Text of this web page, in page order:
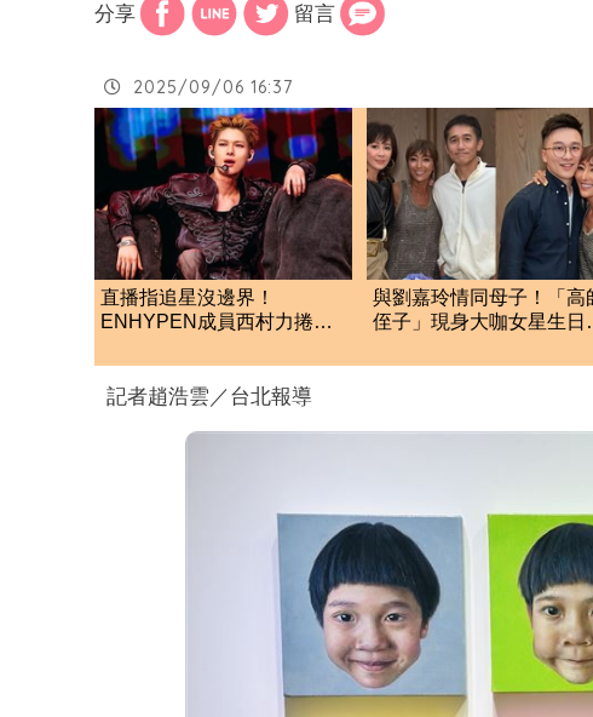
分享 留言
2025/09/06 16:37
直播指追星沒邊界！
ENHYPEN成員西村力捲輕
絲
與劉嘉玲情同母子！「高
侄子」現身大咖女星生日
記者趙浩雲／台北報導